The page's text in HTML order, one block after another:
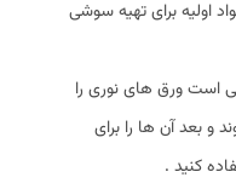
اولیه برای تهیه سوشی
است ورق‌ های نوری را
و بعد آن‌ ها را برای
کنید .